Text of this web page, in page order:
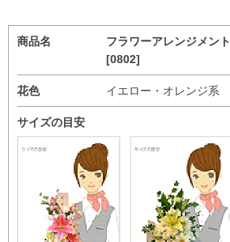
商品名
フラワーアレンジメント
[0802]
花色 イエロー・オレンジ系
サイズの目安